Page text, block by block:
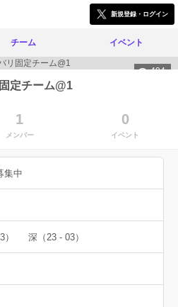
新規登録・ログイン
チーム イベント
494
定チーム@1
1
メンバー
0
イベント
集中
深（23 - 03）